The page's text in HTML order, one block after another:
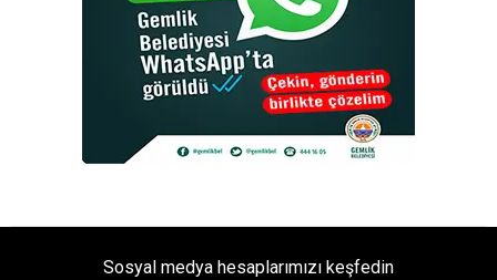
Sosyal medya hesaplarımızı keşfedin